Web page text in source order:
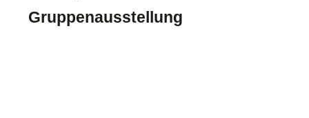
Gruppenausstellung